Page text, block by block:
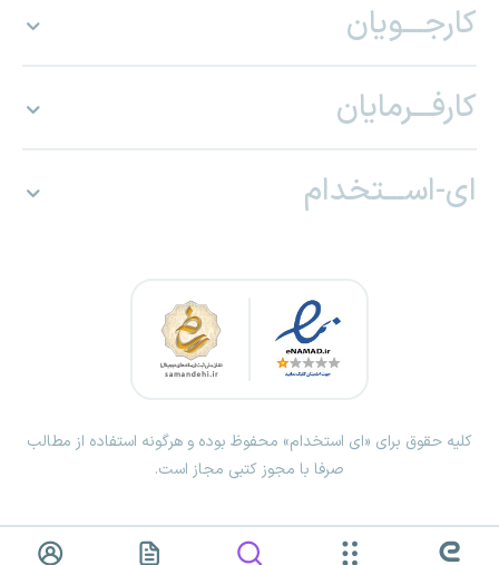
کارجـــویان
کارفـــرمایان
ای-اســـتخدام
کلیه حقوق برای «ای استخدام» محفوظ بوده و هرگونه استفاده از مطالب
صرفا با مجوز کتبی مجاز است.